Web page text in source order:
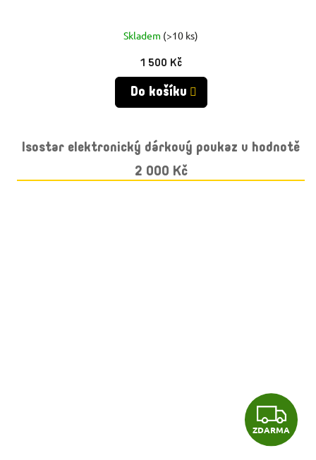
Skladem (>10 ks)
1 500 Kč
Do košíku
Isostar elektronický dárkový poukaz v hodnotě
2 000 Kč
Z
D
ZDARMA